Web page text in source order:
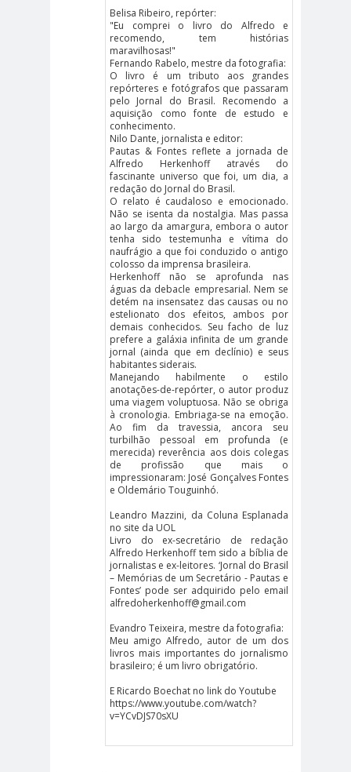
Henríquez
campañ
a
13
canales de
televisión
TV
capacitaci
ón
Carabiner
os
Cuadrado
Carlos
Margotta
Carlos
Oliva
Carnaval Con la Fuerza
del Sol 2019
Carolina
Montiel
Carolina
Trejo
Carozz
i
carreras de Periodismo y
Publicidad
Carta a los
Periodistas
carta
abierta
Carta
Maior
Cátedra de Derechos Humanos
de la Vicerrectoría de Extensión y
Comunicaciones de la U. de Chile
Municipal.Radio Calama
Centro Arte
Chiguayan
chile
Chile
Belisa Ribeiro, repórter:
"Eu comprei o livro do Alfredo e
recomendo, tem histórias
maravilhosas!"
Fernando Rabelo, mestre da fotografia:
O livro é um tributo aos grandes
repórteres e fotógrafos que passaram
pelo Jornal do Brasil. Recomendo a
aquisição como fonte de estudo e
conhecimento.
Nilo Dante, jornalista e editor:
Pautas & Fontes reflete a jornada de
Alfredo Herkenhoff através do
fascinante universo que foi, um dia, a
redação do Jornal do Brasil.
O relato é caudaloso e emocionado.
Não se isenta da nostalgia. Mas passa
ao largo da amargura, embora o autor
tenha sido testemunha e vítima do
naufrágio a que foi conduzido o antigo
colosso da imprensa brasileira.
Herkenhoff não se aprofunda nas
águas da debacle empresarial. Nem se
detém na insensatez das causas ou no
estelionato dos efeitos, ambos por
demais conhecidos. Seu facho de luz
prefere a galáxia infinita de um grande
jornal (ainda que em declínio) e seus
habitantes siderais.
Manejando habilmente o estilo
anotações-de-repórter, o autor produz
uma viagem voluptuosa. Não se obriga
à cronologia. Embriaga-se na emoção.
Ao fim da travessia, ancora seu
turbilhão pessoal em profunda (e
merecida) reverência aos dois colegas
de profissão que mais o
impressionaram: José Gonçalves Fontes
e Oldemário Touguinhó.
Leandro Mazzini, da Coluna Esplanada
no site da UOL
Livro do ex-secretário de redação
Alfredo Herkenhoff tem sido a bíblia de
jornalistas e ex-leitores. ‘Jornal do Brasil
– Memórias de um Secretário - Pautas e
Fontes’ pode ser adquirido pelo email
alfredoherkenhoff@gmail.com
Evandro Teixeira, mestre da fotografia:
Meu amigo Alfredo, autor de um dos
livros mais importantes do jornalismo
brasileiro; é um livro obrigatório.
E Ricardo Boechat no link do Youtube
https://www.youtube.com/watch?
v=YCvDJS70sXU